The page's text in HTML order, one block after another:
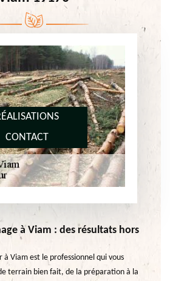
CONTACT
à Viam : des résultats hors
à Viam est le professionnel qui vous
terrain bien fait, de la préparation à la